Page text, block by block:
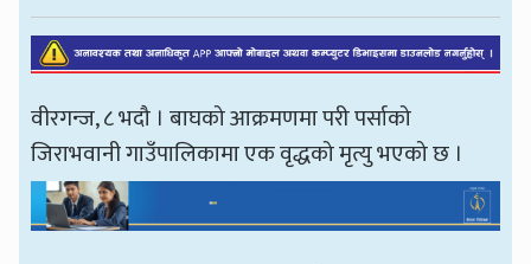
वीरगन्ज, ८ भदौ । बाघको आक्रमणमा परी पर्साको
जिराभवानी गाउँपालिकामा एक वृद्धको मृत्यु भएको छ ।